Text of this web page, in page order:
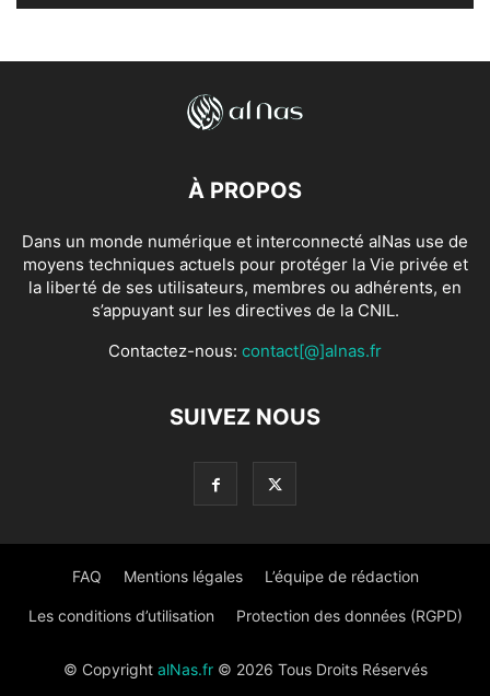
À PROPOS
Dans un monde numérique et interconnecté alNas use de
moyens techniques actuels pour protéger la Vie privée et
la liberté de ses utilisateurs, membres ou adhérents, en
s’appuyant sur les directives de la CNIL.
Contactez-nous: contact[@]alnas.fr
SUIVEZ NOUS
FAQ Mentions légales L’équipe de rédaction
Les conditions d’utilisation Protection des données (RGPD)
© Copyright alNas.fr© 2026 Tous Droits Réservés